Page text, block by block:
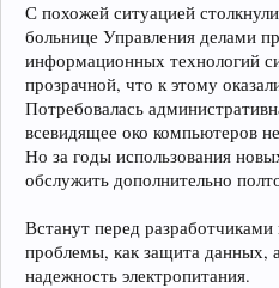
С похожей ситуацией
больнице Управления делами
информационных технологий
прозрачной, что к этому
Потребовалась
всевидящее око компьютеров
Но за годы использования
обслужить дополнительно
Встанут перед
проблемы, как защита данных,
надежность электропитания.